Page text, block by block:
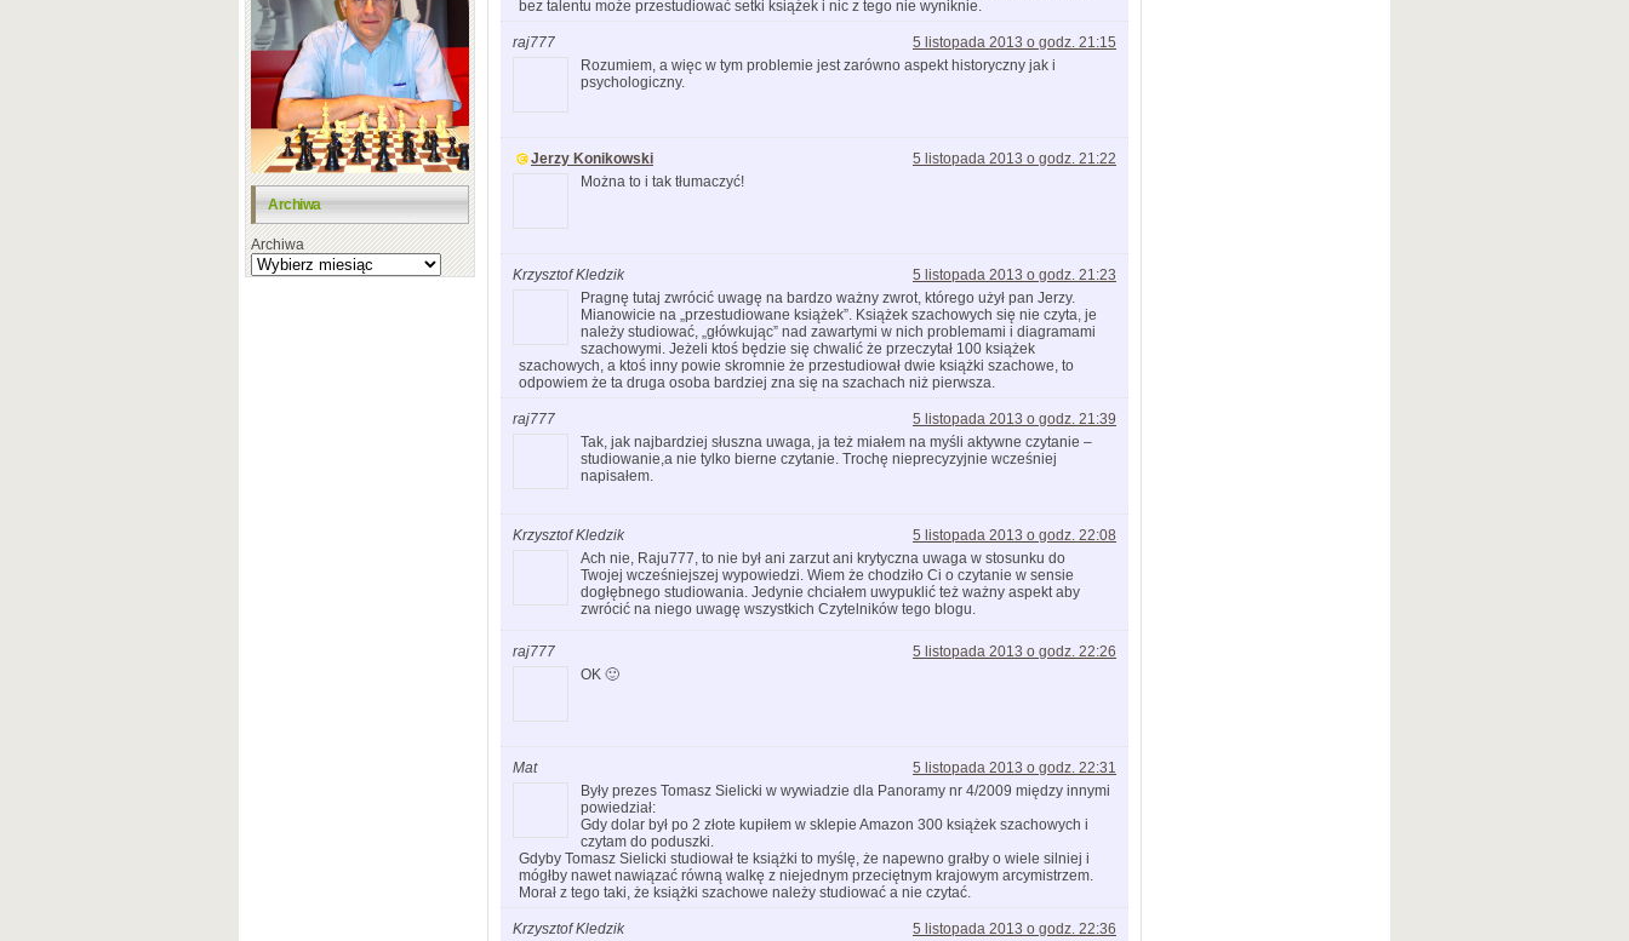
Archiwa
Archiwa
bez talentu może przestudiować setki książek i nic z tego nie wyniknie.
raj777
5 listopada 2013 o godz. 21:15
Rozumiem, a więc w tym problemie jest zarówno aspekt historyczny jak i
psychologiczny.
Jerzy Konikowski
5 listopada 2013 o godz. 21:22
Można to i tak tłumaczyć!
Krzysztof Kledzik
5 listopada 2013 o godz. 21:23
Pragnę tutaj zwrócić uwagę na bardzo ważny zwrot, którego użył pan Jerzy.
Mianowicie na „przestudiowane książek”. Książek szachowych się nie czyta, je
należy studiować, „główkując” nad zawartymi w nich problemami i diagramami
szachowymi. Jeżeli ktoś będzie się chwalić że przeczytał 100 książek
szachowych, a ktoś inny powie skromnie że przestudiował dwie książki szachowe, to
odpowiem że ta druga osoba bardziej zna się na szachach niż pierwsza.
raj777
5 listopada 2013 o godz. 21:39
Tak, jak najbardziej słuszna uwaga, ja też miałem na myśli aktywne czytanie –
studiowanie,a nie tylko bierne czytanie. Trochę nieprecyzyjnie wcześniej
napisałem.
Krzysztof Kledzik
5 listopada 2013 o godz. 22:08
Ach nie, Raju777, to nie był ani zarzut ani krytyczna uwaga w stosunku do
Twojej wcześniejszej wypowiedzi. Wiem że chodziło Ci o czytanie w sensie
dogłębnego studiowania. Jedynie chciałem uwypuklić też ważny aspekt aby
zwrócić na niego uwagę wszystkich Czytelników tego blogu.
raj777
5 listopada 2013 o godz. 22:26
OK 🙂
Mat
5 listopada 2013 o godz. 22:31
Były prezes Tomasz Sielicki w wywiadzie dla Panoramy nr 4/2009 między innymi
powiedział:
Gdy dolar był po 2 złote kupiłem w sklepie Amazon 300 książek szachowych i
czytam do poduszki.
Gdyby Tomasz Sielicki studiował te książki to myślę, że napewno grałby o wiele silniej i
mógłby nawet nawiązać równą walkę z niejednym przeciętnym krajowym arcymistrzem.
Morał z tego taki, że książki szachowe należy studiować a nie czytać.
Krzysztof Kledzik 5 listopada 2013 o godz. 22:36